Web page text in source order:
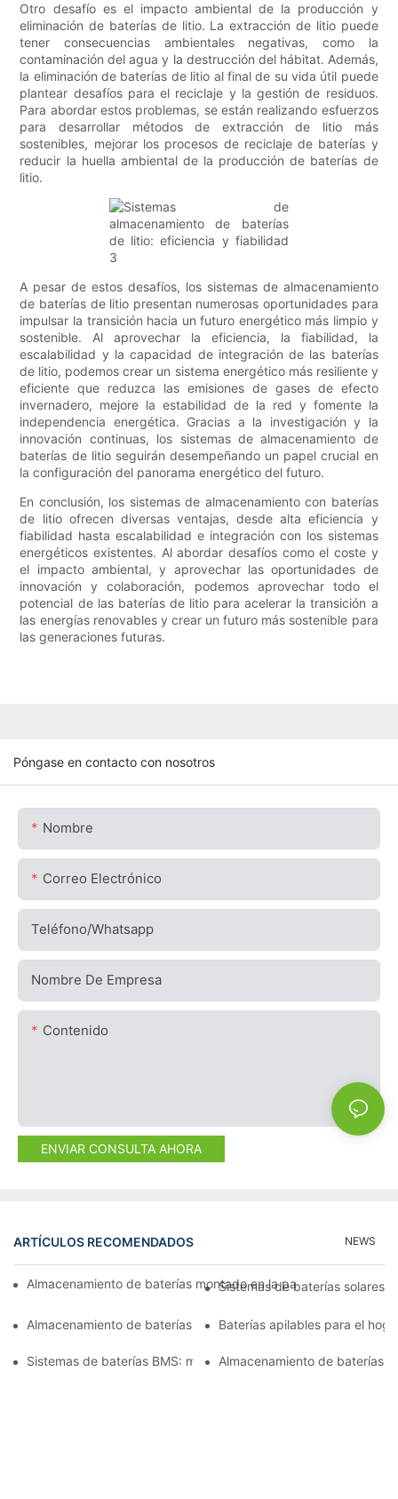
Otro desafío es el impacto ambiental de la producción y
eliminación de baterías de litio. La extracción de litio puede
tener consecuencias ambientales negativas, como la
contaminación del agua y la destrucción del hábitat. Además,
la eliminación de baterías de litio al final de su vida útil puede
plantear desafíos para el reciclaje y la gestión de residuos.
Para abordar estos problemas, se están realizando esfuerzos
para desarrollar métodos de extracción de litio más
sostenibles, mejorar los procesos de reciclaje de baterías y
reducir la huella ambiental de la producción de baterías de
litio.
A pesar de estos desafíos, los sistemas de almacenamiento
de baterías de litio presentan numerosas oportunidades para
impulsar la transición hacia un futuro energético más limpio y
sostenible. Al aprovechar la eficiencia, la fiabilidad, la
escalabilidad y la capacidad de integración de las baterías
de litio, podemos crear un sistema energético más resiliente y
eficiente que reduzca las emisiones de gases de efecto
invernadero, mejore la estabilidad de la red y fomente la
independencia energética. Gracias a la investigación y la
innovación continuas, los sistemas de almacenamiento de
baterías de litio seguirán desempeñando un papel crucial en
la configuración del panorama energético del futuro.
En conclusión, los sistemas de almacenamiento con baterías
de litio ofrecen diversas ventajas, desde alta eficiencia y
fiabilidad hasta escalabilidad e integración con los sistemas
energéticos existentes. Al abordar desafíos como el coste y
el impacto ambiental, y aprovechar las oportunidades de
innovación y colaboración, podemos aprovechar todo el
potencial de las baterías de litio para acelerar la transición a
las energías renovables y crear un futuro más sostenible para
las generaciones futuras.
Póngase en contacto con nosotros
Nombre
Correo Electrónico
Teléfono/whatsapp
Nombre De Empresa
Contenido
ENVIAR CONSULTA AHORA
ARTÍCULOS RECOMENDADOS NEWS
Almacenamiento de baterías montado en la pared: soluciones
Sistemas de baterías solares
Almacenamiento de baterías apilables: Innovaciones en la
Baterías apilables para el
Sistemas de baterías BMS: mejora del rendimiento y la
Almacenamiento de baterías